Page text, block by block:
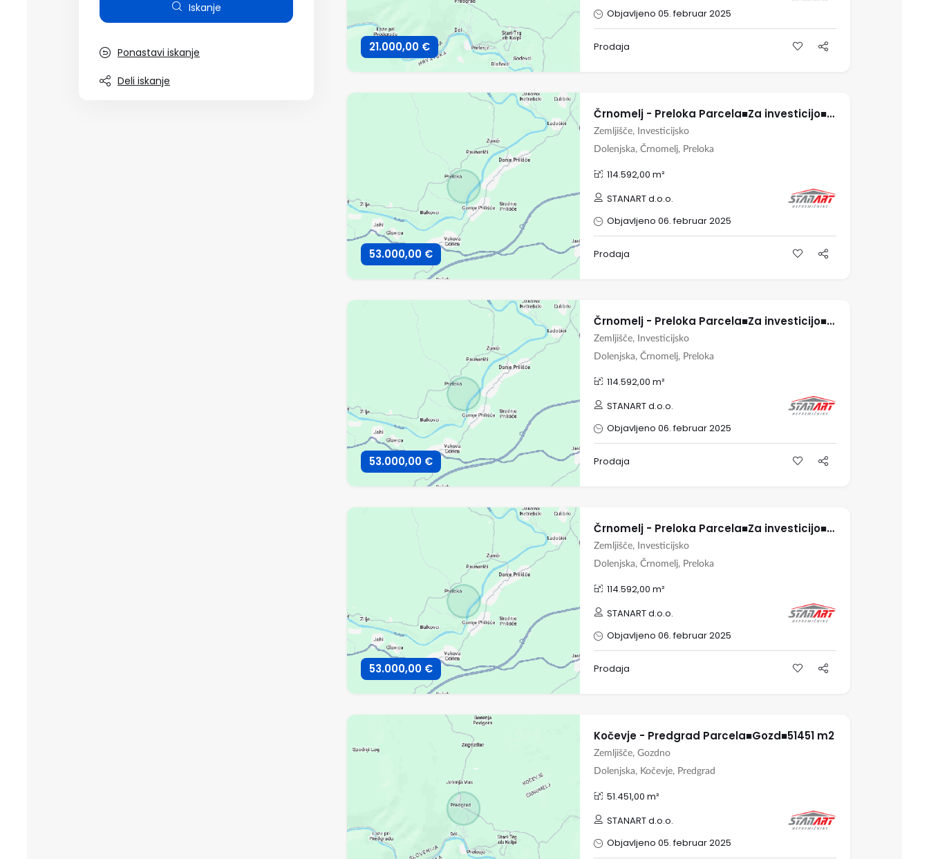
Iskanje
Ponastavi iskanje
Deli iskanje
21.000,00 €
Objavljeno 05. februar 2025
Prodaja
53.000,00 €
Črnomelj - Preloka Parcela■Za investicijo■11459 m2
Zemljišče, Investicijsko
Dolenjska, Črnomelj, Preloka
114.592,00 m²
STANART d.o.o.
Objavljeno 06. februar 2025
Prodaja
53.000,00 €
Črnomelj - Preloka Parcela■Za investicijo■11459 m2
Zemljišče, Investicijsko
Dolenjska, Črnomelj, Preloka
114.592,00 m²
STANART d.o.o.
Objavljeno 06. februar 2025
Prodaja
53.000,00 €
Črnomelj - Preloka Parcela■Za investicijo■11459 m2
Zemljišče, Investicijsko
Dolenjska, Črnomelj, Preloka
114.592,00 m²
STANART d.o.o.
Objavljeno 06. februar 2025
Prodaja
Kočevje - Predgrad Parcela■Gozd■51451 m2
Zemljišče, Gozdno
Dolenjska, Kočevje, Predgrad
51.451,00 m²
STANART d.o.o.
Objavljeno 05. februar 2025